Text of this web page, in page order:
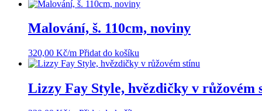
Malování, š. 110cm, noviny
320,00 Kč/m Přidat do košíku
Lizzy Fay Style, hvězdičky v růžovém